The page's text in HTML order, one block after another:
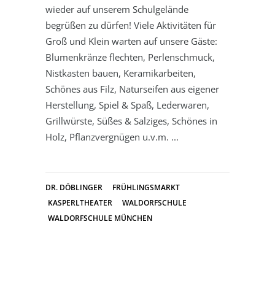
wieder auf unserem Schulgelände
begrüßen zu dürfen! Viele Aktivitäten für
Groß und Klein warten auf unsere Gäste:
Blumenkränze flechten, Perlenschmuck,
Nistkasten bauen, Keramikarbeiten,
Schönes aus Filz, Naturseifen aus eigener
Herstellung, Spiel & Spaß, Lederwaren,
Grillwürste, Süßes & Salziges, Schönes in
Holz, Pflanzvergnügen u.v.m.
DR. DÖBLINGER
FRÜHLINGSMARKT
KASPERLTHEATER
WALDORFSCHULE
WALDORFSCHULE MÜNCHEN